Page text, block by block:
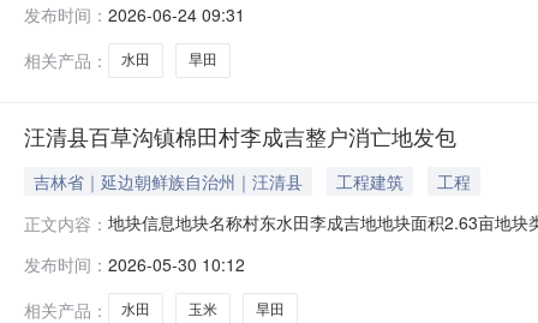
至西至南至北至1谭雨东500.0森树二社刘俊学门前3.00
发布时间： 2026-06-24 09:31
相关产品：
水田 旱田
汪清县百草沟镇棉田村李成吉整户消亡地发包
吉林省｜延边朝鲜族自治州｜汪清县 工程建筑
工程
正文内容： 地块信息地块名称村东水田李成吉地地块面积2.63亩地
666.67平方米地块名称老蒋家沟门李成吉地地块面积
666.67平方米项目基本信
发布时间： 2026-05-30 10:12
相关产品：
水田 玉米 旱田